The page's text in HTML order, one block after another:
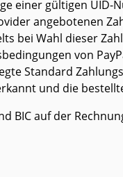
einer gültigen
angebotenen
bei Wahl dieser
von
Standard
und die
auf der